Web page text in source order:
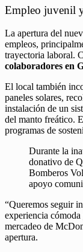
Empleo juvenil
La apertura del
empleos,
trayectoria laboral.
colaboradores en
El local también
paneles solares,
instalación de un
del manto freático.
programas de
Durante la
donativo de
Bomberos
apoyo
“Queremos seguir
experiencia
mercadeo de
apertura.